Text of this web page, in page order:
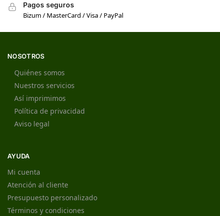
Pagos seguros
Bizum / MasterCard / Visa / PayPal
NOSOTROS
Quiénes somos
Nuestros servicios
Así imprimimos
Política de privacidad
Aviso legal
AYUDA
Mi cuenta
Atención al cliente
Presupuesto personalizado
Términos y condiciones